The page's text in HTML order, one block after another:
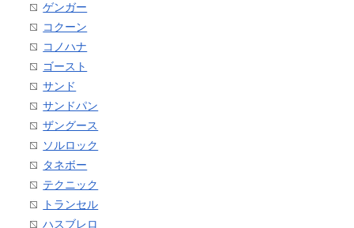
ゲンガー
コクーン
コノハナ
ゴースト
サンド
サンドパン
ザングース
ソルロック
タネボー
テクニック
トランセル
ハスブレロ